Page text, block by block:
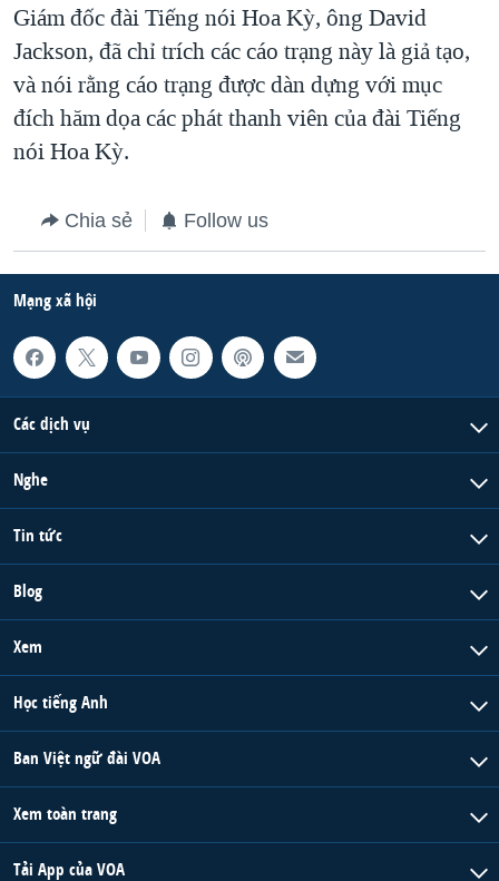
Giám đốc đài Tiếng nói Hoa Kỳ, ông David
Jackson, đã chỉ trích các cáo trạng này là giả tạo,
và nói rằng cáo trạng được dàn dựng với mục
đích hăm dọa các phát thanh viên của đài Tiếng
nói Hoa Kỳ.
Chia sẻ Follow us
Mạng xã hội
Các dịch vụ
Nghe
Tin tức
Blog
Xem
Học tiếng Anh
Ban Việt ngữ đài VOA
Xem toàn trang
Tải App của VOA